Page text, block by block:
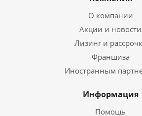
О компании
Акции и новости
Лизинг и
Франшиза
Иностранным
Информация
Помощь